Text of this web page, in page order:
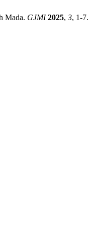
Mada. GJMI 2025, 3, 1-7.